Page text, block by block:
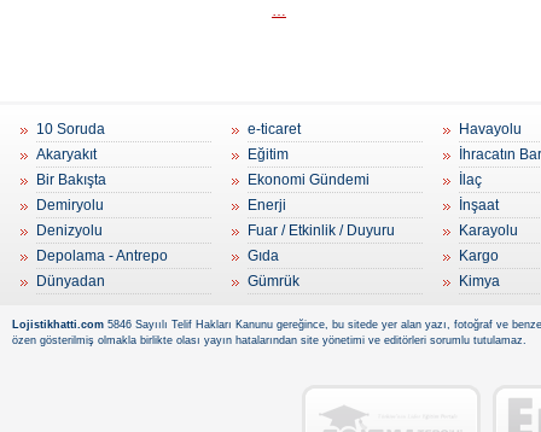
…
10 Soruda
Akaryakıt
Bir Bakışta
Demiryolu
Denizyolu
Depolama - Antrepo
Dünyadan
e-ticaret
Eğitim
Ekonomi Gündemi
Enerji
Fuar / Etkinlik / Duyuru
Gıda
Gümrük
Havayolu
İhracatın
İlaç
İnşaat
Karayolu
Kargo
Kimya
Lojistikhatti.com 5846 Sayıılı Telif Hakları Kanunu gereğince, bu sitede yer alan yazı, fotoğraf ve
özen gösterilmiş olmakla birlikte olası yayın hatalarından site yönetimi ve editörleri sorumlu tutulamaz.